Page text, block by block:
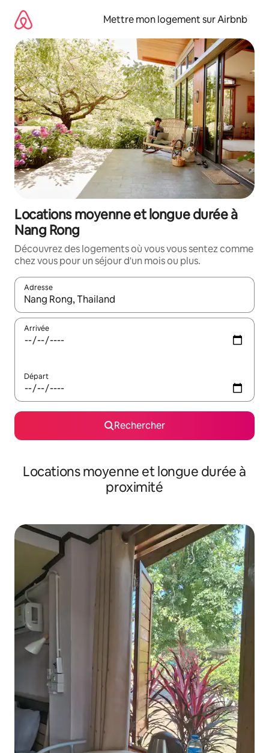
directement
contenu
Mettre mon logement sur Airbnb
Locations moyenne et longue durée à
Nang Rong
Découvrez des logements où vous vous sentez comme
chez vous pour un séjour d'un mois ou plus.
Adresse
Lorsque les résultats s'affichent, utilisez les flèches vers le
Arrivée
Départ
Rechercher
Locations moyenne et longue durée à
proximité